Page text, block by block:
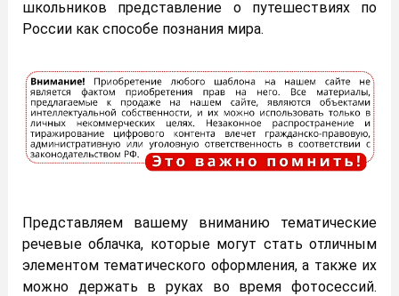
школьников представление о путешествиях по
России как способе познания мира.
Представляем вашему вниманию тематические
речевые облачка, которые могут стать отличным
элементом тематического оформления, а также их
можно держать в руках во время фотосессий.